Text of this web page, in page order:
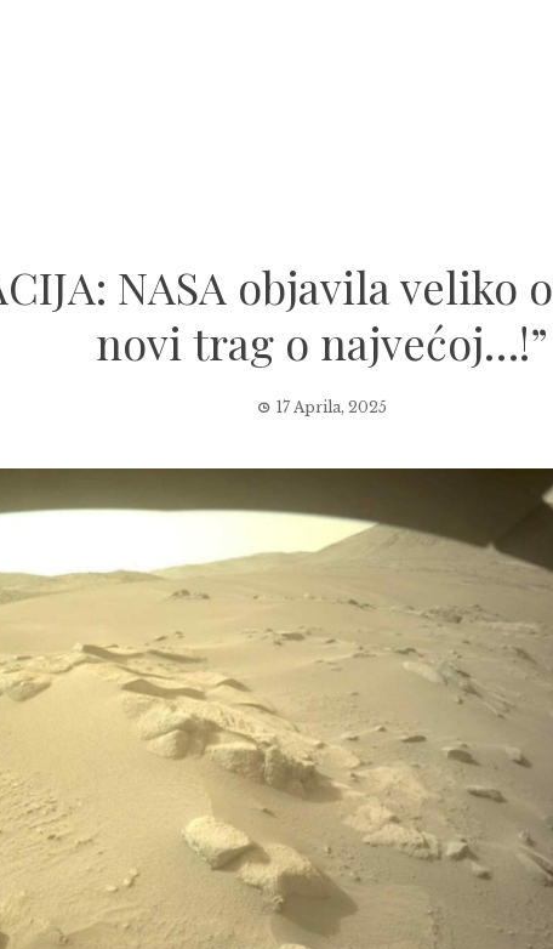
NASA objavila
novi trag o najvećoj…!”
17 Aprila, 2025